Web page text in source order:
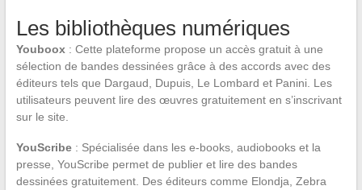
Les bibliothèques numériques
Youboox: Cette plateforme propose un accès gratuit à une
sélection de bandes dessinées grâce à des accords avec des
éditeurs tels que Dargaud, Dupuis, Le Lombard et Panini. Les
utilisateurs peuvent lire des œuvres gratuitement en s’inscrivant
sur le site.
YouScribe: Spécialisée dans les e-books, audiobooks et la
presse, YouScribe permet de publier et lire des bandes
dessinées gratuitement. Des éditeurs comme Elondja, Zebra